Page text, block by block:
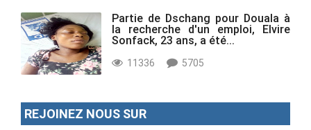
Partie de Dschang pour Douala à
la recherche d'un emploi, Elvire
Sonfack, 23 ans, a été...
11336 5705
REJOINEZ NOUS SUR